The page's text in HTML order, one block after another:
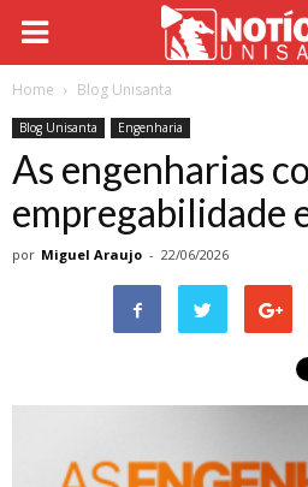
Home Blog Unisanta
Blog Unisanta Engenharia
As engenharias
empregabilidade
por Miguel Araujo - 22/06/2026